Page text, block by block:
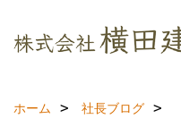
ホーム 社長ブログ